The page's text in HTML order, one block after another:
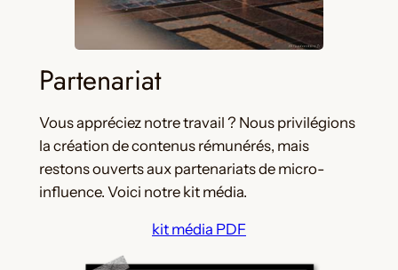
Partenariat
Vous appréciez notre travail ? Nous privilégions
la création de contenus rémunérés, mais
restons ouverts aux partenariats de micro-
influence. Voici notre kit média.
kit média PDF